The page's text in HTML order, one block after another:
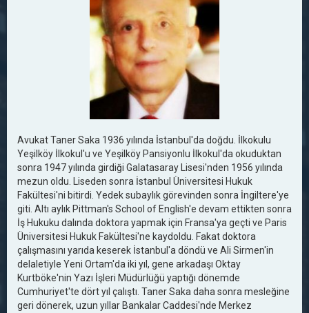
Avukat Taner Saka 1936 yılında İstanbul'da doğdu. İlkokulu
Yeşilköy İlkokul'u ve Yeşilköy Pansiyonlu İlkokul'da okuduktan
sonra 1947 yılında girdiği Galatasaray Lisesi'nden 1956 yılında
mezun oldu. Liseden sonra İstanbul Üniversitesi Hukuk
Fakültesi'ni bitirdi. Yedek subaylık görevinden sonra İngiltere'ye
giti. Altı aylık Pittman's School of English'e devam ettikten sonra
İş Hukuku dalında doktora yapmak için Fransa'ya geçti ve Paris
Üniversitesi Hukuk Fakültesi'ne kaydoldu. Fakat doktora
çalışmasını yarıda keserek İstanbul'a döndü ve Ali Sirmen'in
delaletiyle Yeni Ortam'da iki yıl, gene arkadaşı Oktay
Kurtböke'nin Yazı İşleri Müdürlüğü yaptığı dönemde
Cumhuriyet'te dört yıl çalıştı. Taner Saka daha sonra mesleğine
geri dönerek, uzun yıllar Bankalar Caddesi'nde Merkez